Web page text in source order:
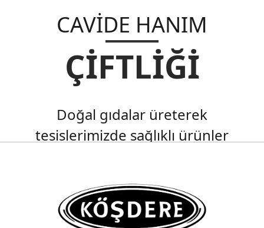
CAVİDE HANIM
ÇİFTLİĞİ
Doğal gıdalar üreterek
tesislerimizde sağlıklı ürünler